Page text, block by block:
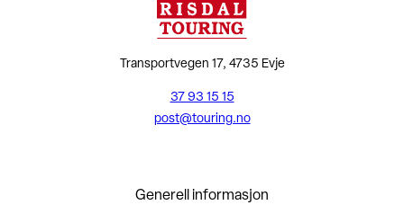
Transportvegen 17, 4735 Evje
37 93 15 15
post@touring.no
Generell informasjon